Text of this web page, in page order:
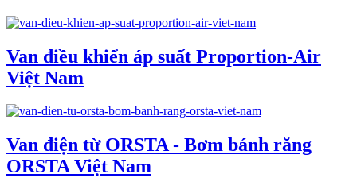
Van điều khiển áp suất Proportion-Air
Việt Nam
Van điện từ ORSTA - Bơm bánh răng
ORSTA Việt Nam